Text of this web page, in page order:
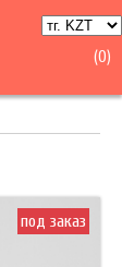
(0)
под заказ